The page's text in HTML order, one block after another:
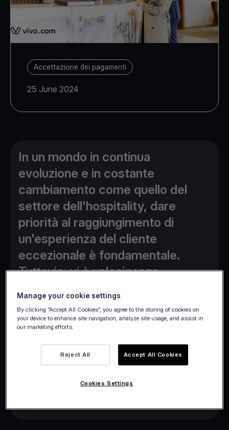
Accettazione dei pagamenti
25 June 2024
In un mondo in continua
evoluzione e in costante
cambiamento come quello del
settore dell'hospitality, dare
priorità al raggiungimento di
un'esperienza del cliente
eccezionale è fondamentale.
Tuttavia, vi è un'esigenza
semplificare le operazioni e
migliorare i flussi di entrate.
elaborazione dei pagamenti
alberghieri è un passaggio
fondamentale nel raggiungimento
Manage your cookie settings
By clicking “Accept All Cookies”, you agree to the storing of cookies on
your device to enhance site navigation, analyze site usage, and assist in
our marketing efforts.
Reject All Accept All Cookies
Cookies Settings